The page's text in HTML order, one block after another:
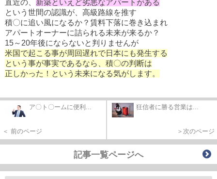
直近の、 新築といえど劣悪なアパートがある
という世間の認識が、高級路線を推す
積〇に追い風になるか？賃料下落に巻き込まれ
アパートオーナーに詰られる未来が来るか？
15～20年後にならないと判りませんが
米国で起こる事が周回遅れで日本にも発生する
という事が事実であるなら、積〇の判断は
正しかった！という未来になる気がします。
ア〇ト〇ームに便利...
＜ 前のページ
狂信者に勝る営業は...
＞次のページ
記事一覧ページへ